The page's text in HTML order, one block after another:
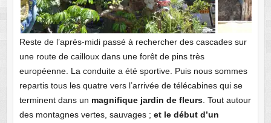
Reste de l’après-midi passé à rechercher des cascades sur
une route de cailloux dans une forêt de pins très
européenne. La conduite a été sportive. Puis nous sommes
repartis tous les quatre vers l’arrivée de télécabines qui se
terminent dans un magnifique jardin de fleurs. Tout autour
des montagnes vertes, sauvages ; et le début d’un